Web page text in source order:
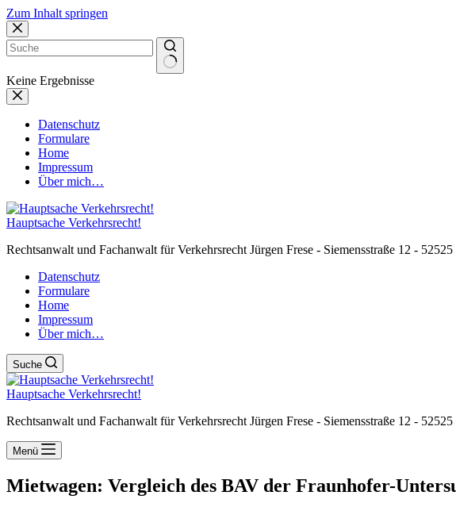
Zum Inhalt springen
Keine Ergebnisse
Datenschutz
Formulare
Home
Impressum
Über mich…
Hauptsache Verkehrsrecht!
Rechtsanwalt und Fachanwalt für Verkehrsrecht Jürgen Frese - Siemensstraße 12 -
Datenschutz
Formulare
Home
Impressum
Über mich…
Suche
Hauptsache Verkehrsrecht!
Rechtsanwalt und Fachanwalt für Verkehrsrecht Jürgen Frese - Siemensstraße 12 -
Menü
Mietwagen: Vergleich des BAV der Fraunhofer-